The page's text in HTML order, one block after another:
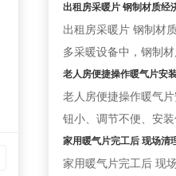
出租房采暖片 钢制材质经
出租房采暖片 钢制材
多采暖设备中，钢制
老人房便捷操作暖气片安
老人房便捷操作暖气
钮小、调节不便、安
家用暖气片完工后 现场清
家用暖气片完工后 现